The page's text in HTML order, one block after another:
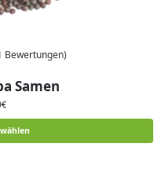
Bewertungen)
Samen
€